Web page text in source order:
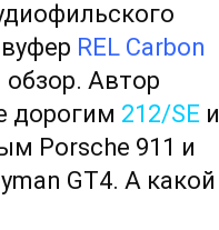
REL Carbon
Автор
дорогим 212/SE и
Porsche 911 и
GT4. А какой